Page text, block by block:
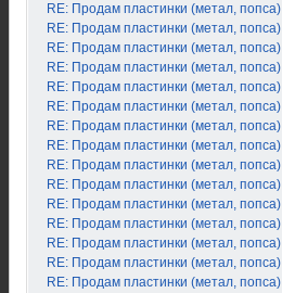
RE: Продам пластинки (метал, попса)
RE: Продам пластинки (метал, попса)
RE: Продам пластинки (метал, попса)
RE: Продам пластинки (метал, попса)
RE: Продам пластинки (метал, попса)
RE: Продам пластинки (метал, попса)
RE: Продам пластинки (метал, попса)
RE: Продам пластинки (метал, попса)
RE: Продам пластинки (метал, попса)
RE: Продам пластинки (метал, попса)
RE: Продам пластинки (метал, попса)
RE: Продам пластинки (метал, попса)
RE: Продам пластинки (метал, попса)
RE: Продам пластинки (метал, попса)
RE: Продам пластинки (метал, попса)